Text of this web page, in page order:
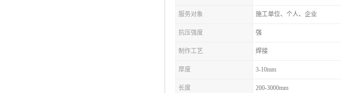
服务对象 施工单位、个人、企业
抗压强度 强
制作工艺 焊接
厚度 3-10mm
长度 200-3000mm